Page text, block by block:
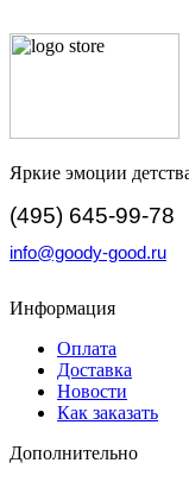
Яркие эмоции
(495) 645-99-78
info@goody-good.ru
Информация
Оплата
Доставка
Новости
Как заказать
Дополнительно